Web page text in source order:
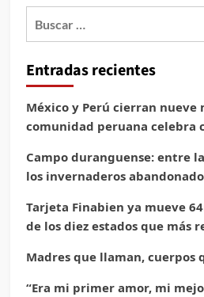
Entradas recientes
México y Perú cierran nueve
comunidad peruana celebra
Campo duranguense: entre
los invernaderos
Tarjeta Finabien ya mueve
de los diez estados que más
Madres que llaman, cuerpos
“Era mi primer amor, mi